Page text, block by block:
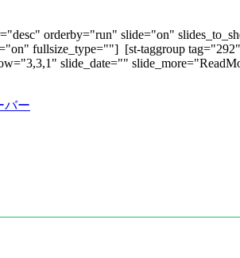
orderby="run" slide="on"
fullsize_type=""] [st-taggroup
slide_date=""
バー